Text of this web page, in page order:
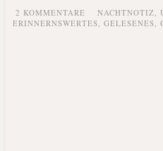
2 KOMMENTARE NACHTNOTIZ,
ERINNERNSWERTES, GELESENES,